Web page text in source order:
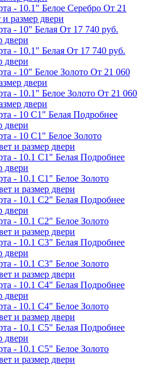
- 10.1" Белое Серебро От 21
размер двери
- 10" Белая От 17 740 руб.
двери
- 10.1" Белая От 17 740 руб.
двери
- 10" Белое Золото От 21 060
двери
- 10.1" Белое Золото От 21 060
двери
- 10 С1" Белая Подробнее
двери
- 10 С1" Белое Золото
и размер двери
- 10.1 С1" Белая Подробнее
двери
- 10.1 С1" Белое Золото
и размер двери
- 10.1 С2" Белая Подробнее
двери
- 10.1 С2" Белое Золото
и размер двери
- 10.1 С3" Белая Подробнее
двери
- 10.1 С3" Белое Золото
и размер двери
- 10.1 С4" Белая Подробнее
двери
- 10.1 С4" Белое Золото
и размер двери
- 10.1 С5" Белая Подробнее
двери
- 10.1 С5" Белое Золото
и размер двери